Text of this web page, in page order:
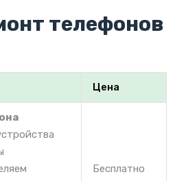
телефонов
Цена
Бесплатно